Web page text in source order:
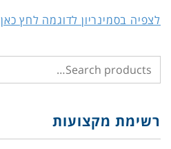
לצפיה בסמינריון לדוגמה לחץ כאן
רשימת מקצועות